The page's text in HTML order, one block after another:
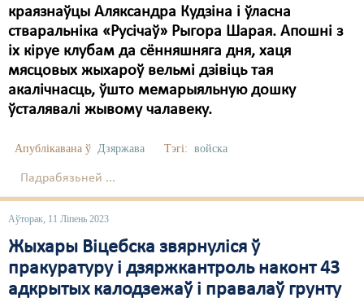
краязнаўцы Аляксандра Кудзіна і ўласна
стваральніка «Русічаў» Рыгора Шарая. Апошні з
іх кіруе клубам да сённяшняга дня, хаця
мясцовых жыхароў вельмі дзівіць тая
акалічнасць, ўшто мемарыяльную дошку
ўсталявалі жывому чалавеку.
Апублікавана ў Дзяржава Тэгі: войска
Падрабязьней ...
Аўторак, 11 Ліпень 2023
Жыхары Віцебска звярнуліся ў
пракуратуру і дзяржкантроль наконт 43
адкрытых калодзежаў і правалаў грунту